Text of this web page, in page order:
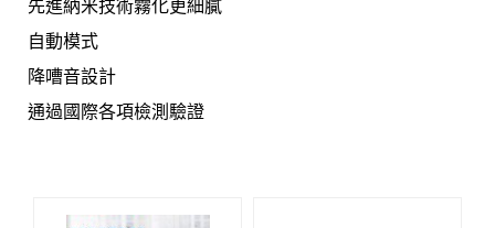
先進納米技術霧化更細膩
自動模式
降嘈音設計
通過國際各項檢測驗證